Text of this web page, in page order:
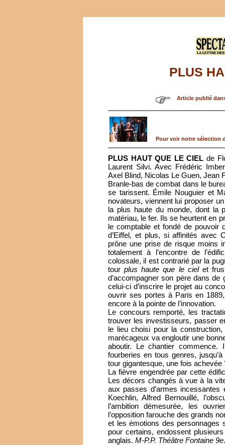
PLUS
Article publié
Pour voir notre sélection
PLUS HAUT QUE LE CIEL de
Laurent Silvi. Avec Frédéric
Axel Blind, Nicolas Le Guen, Jean
Branle-bas de combat dans le
se tarissent. Émile Nouguier et
novateurs, viennent lui proposer
la plus haute du monde, dont la
matériau, le fer. Ils se heurtent en
le comptable et fondé de pouvoir
d’Eiffel, et plus, si affinités avec
prône une prise de risque moins
totalement à l’encontre de
colossale, il est contrarié par la
tourplus haute que le cielet
d’accompagner son père dans
celui-ci d’inscrire le projet au
ouvrir ses portes à Paris en
encore à la pointe de l’innovation.
Le concours remporté, les
trouver les investisseurs, passer
le lieu choisi pour la
marécageux va engloutir une
aboutir. Le chantier commence.
fourberies en tous genres,
tour gigantesque, une fois achevée
La fièvre engendrée par cette
Les décors changés à vue à la
aux passes d’armes
Koechlin, Alfred Bernouillé,
l’ambition démesurée, les
l’opposition farouche des grands
et les émotions des personnages
pour certains, endossent
anglais. M-P.P. Théâtre Fontaine 9e.